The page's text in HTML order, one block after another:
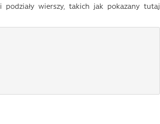
wierszy, takich jak pokazany tutaj